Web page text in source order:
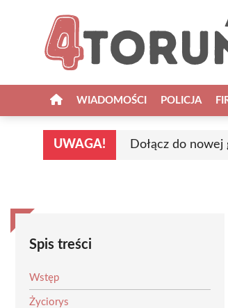
WIADOMOŚCI POLICJA
UWAGA! Dołącz do nowej
Spis treści
Wstęp
Życiorys